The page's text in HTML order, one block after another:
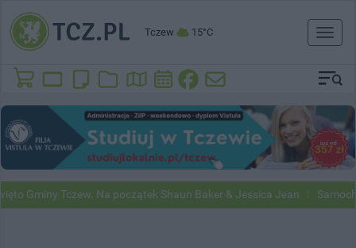
Tczew 15°C
Toggle
Gminy Tczew. Na początek Shaun Baker & Jessica Jean